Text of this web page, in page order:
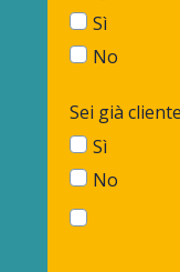
Sì
No
Sei già
Sì
No
Informativa